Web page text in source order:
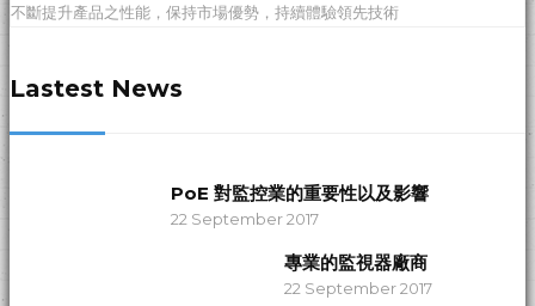
不斷提升產品之性能，保持市場優勢，持續體驗領先技術
Lastest News
PoE 對監控業的重要性以及影響
22 September 2017
專業的監視器廠商
22 September 2017